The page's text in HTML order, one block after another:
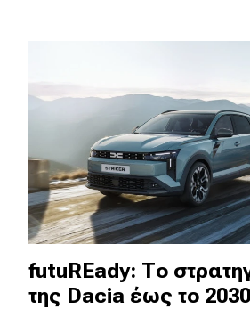
futuREady: Το
της Dacia έως το 2030